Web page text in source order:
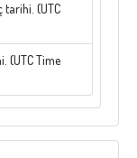
tarihi. (UTC
(UTC Time